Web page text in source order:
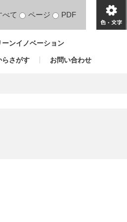
べて ページ PDF
色・
文
ンイノベーション
らさがす お問い合わせ